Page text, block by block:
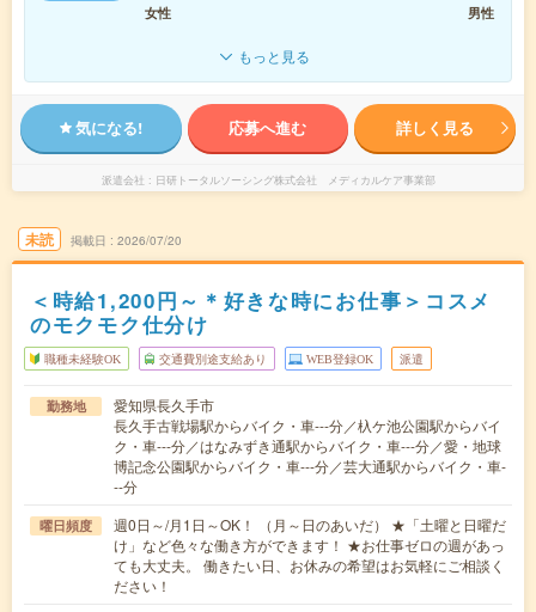
女性
男性
もっと見る
気になる! 応募へ進む 詳しく見る
派遣会社 日研トータルソーシング株式会社 メディカルケア事業部
未読 掲載日 2026/07/20
＜時給1,200円～＊好きな時にお仕事＞コスメ
のモクモク仕分け
職種未経験OK 交通費別途支給あり WEB登録OK 派遣
勤務地
愛知県長久手市
長久手古戦場駅からバイク・車---分／杁ケ池公園駅からバイ
ク・車---分／はなみずき通駅からバイク・車---分／愛・地球
博記念公園駅からバイク・車---分／芸大通駅からバイク・車-
--分
曜日頻度
週0日～/月1日～OK！ （月～日のあいだ） ★「土曜と日曜だ
け」など色々な働き方ができます！ ★お仕事ゼロの週があっ
ても大丈夫。 働きたい日、お休みの希望はお気軽にご相談く
ださい！